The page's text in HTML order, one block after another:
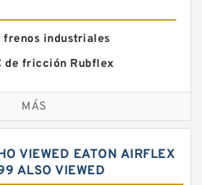
frenos industriales
de fricción Rubflex
VC
MÁS
VIEWED EATON AIRFLEX
ALSO VIEWED